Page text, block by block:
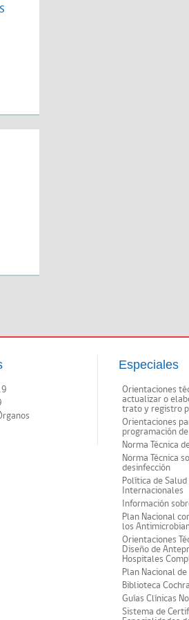
Especiales
Orientaciones
actualizar o
trato y registro
Orientaciones
programación
Norma Técnica
Norma Técnica
desinfección
Política de
Internacionales
Información
Plan Nacional
los
Orientaciones
Diseño de
Hospitales
Plan Nacional
Biblioteca
Guías Clínicas
Sistema de